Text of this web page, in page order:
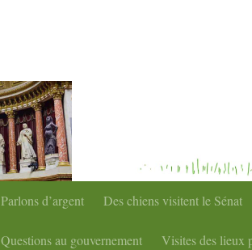
Parlons d’argent Des chiens visitent le Sénat
Questions au gouvernement Visites des lieux